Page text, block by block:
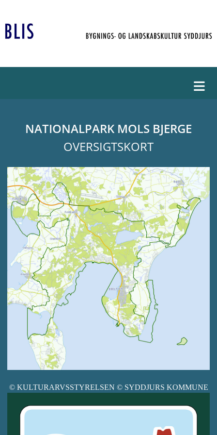
NATIONALPARK MOLS BJERGE
OVERSIGTSKORT
© KULTURARVSSTYRELSEN © SYDDJURS KOMMUNE